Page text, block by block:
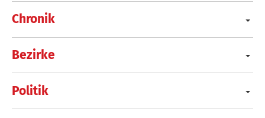
Chronik
Bezirke
Politik